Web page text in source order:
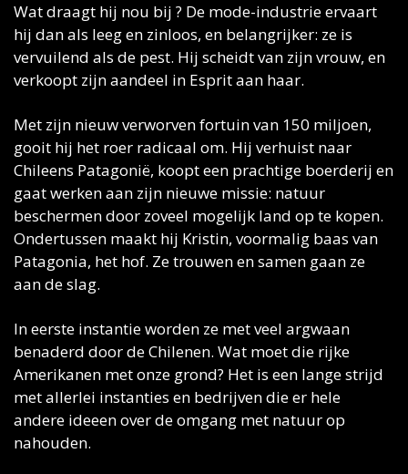
Wat draagt hij nou bij ? De mode-industrie ervaart
hij dan als leeg en zinloos, en belangrijker: ze is
vervuilend als de pest. Hij scheidt van zijn vrouw, en
verkoopt zijn aandeel in Esprit aan haar.
Met zijn nieuw verworven fortuin van 150 miljoen,
gooit hij het roer radicaal om. Hij verhuist naar
Chileens Patagonië, koopt een prachtige boerderij en
gaat werken aan zijn nieuwe missie: natuur
beschermen door zoveel mogelijk land op te kopen.
Ondertussen maakt hij Kristin, voormalig baas van
Patagonia, het hof. Ze trouwen en samen gaan ze
aan de slag.
In eerste instantie worden ze met veel argwaan
benaderd door de Chilenen. Wat moet die rijke
Amerikanen met onze grond? Het is een lange strijd
met allerlei instanties en bedrijven die er hele
andere ideeen over de omgang met natuur op
nahouden.